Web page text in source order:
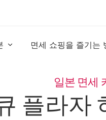
면세 쇼핑을 즐기는
일본 면세
플라자